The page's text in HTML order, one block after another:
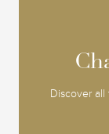
Discover